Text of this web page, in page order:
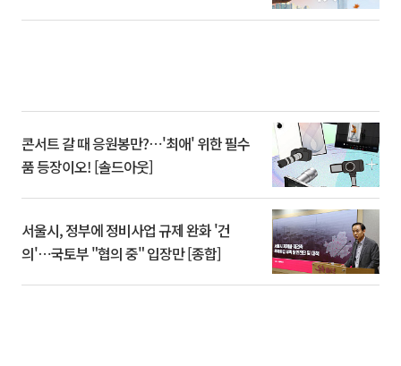
콘서트 갈 때 응원봉만?⋯'최애' 위한 필수
품 등장이오! [솔드아웃]
서울시, 정부에 정비사업 규제 완화 '건
의'⋯국토부 "협의 중" 입장만 [종합]